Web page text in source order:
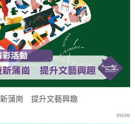
新蒲崗 提升文藝興趣
more